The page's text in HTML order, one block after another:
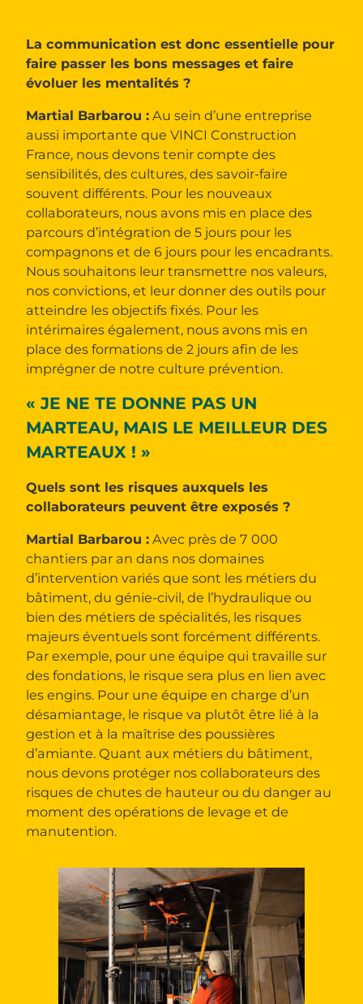
La communication est donc essentielle pour
faire passer les bons messages et faire
évoluer les mentalités ?
Martial Barbarou :Au sein d’une entreprise
aussi importante que VINCI Construction
France, nous devons tenir compte des
sensibilités, des cultures, des savoir-faire
souvent différents. Pour les nouveaux
collaborateurs, nous avons mis en place des
parcours d’intégration de 5 jours pour les
compagnons et de 6 jours pour les encadrants.
Nous souhaitons leur transmettre nos valeurs,
nos convictions, et leur donner des outils pour
atteindre les objectifs fixés. Pour les
intérimaires également, nous avons mis en
place des formations de 2 jours afin de les
imprégner de notre culture prévention.
« JE NE TE DONNE PAS UN
MARTEAU, MAIS LE MEILLEUR DES
MARTEAUX ! »
Quels sont les risques auxquels les
collaborateurs peuvent être exposés ?
Martial Barbarou :Avec près de 7 000
chantiers par an dans nos domaines
d’intervention variés que sont les métiers du
bâtiment, du génie-civil, de l’hydraulique ou
bien des métiers de spécialités, les risques
majeurs éventuels sont forcément différents.
Par exemple, pour une équipe qui travaille sur
des fondations, le risque sera plus en lien avec
les engins. Pour une équipe en charge d’un
désamiantage, le risque va plutôt être lié à la
gestion et à la maîtrise des poussières
d’amiante. Quant aux métiers du bâtiment,
nous devons protéger nos collaborateurs des
risques de chutes de hauteur ou du danger au
moment des opérations de levage et de
manutention.